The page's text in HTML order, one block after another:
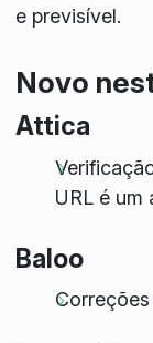
e previsível.
Novo
Attica
URL é um
Baloo